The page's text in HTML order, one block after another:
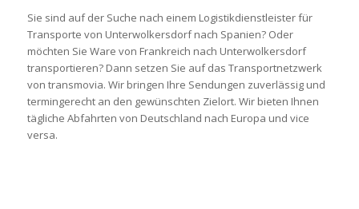
Sie sind auf der Suche nach einem Logistikdienstleister für
Transporte von Unterwolkersdorf nach Spanien? Oder
möchten Sie Ware von Frankreich nach Unterwolkersdorf
transportieren? Dann setzen Sie auf das Transportnetzwerk
von transmovia. Wir bringen Ihre Sendungen zuverlässig und
termingerecht an den gewünschten Zielort. Wir bieten Ihnen
tägliche Abfahrten von Deutschland nach Europa und vice
versa.